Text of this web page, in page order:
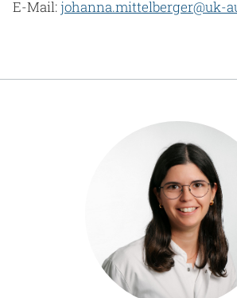
E-Mail:johanna.mittelberger@uk-